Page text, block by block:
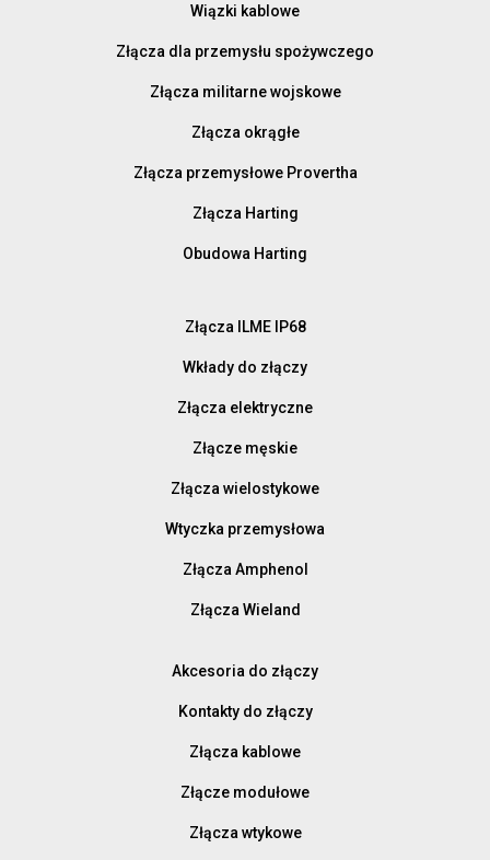
Wiązki kablowe
Złącza dla przemysłu spożywczego
Złącza militarne wojskowe
Złącza okrągłe
Złącza przemysłowe Provertha
Złącza Harting
Obudowa Harting
Złącza ILME IP68
Wkłady do złączy
Złącza elektryczne
Złącze męskie
Złącza wielostykowe
Wtyczka przemysłowa
Złącza Amphenol
Złącza Wieland
Akcesoria do złączy
Kontakty do złączy
Złącza kablowe
Złącze modułowe
Złącza wtykowe